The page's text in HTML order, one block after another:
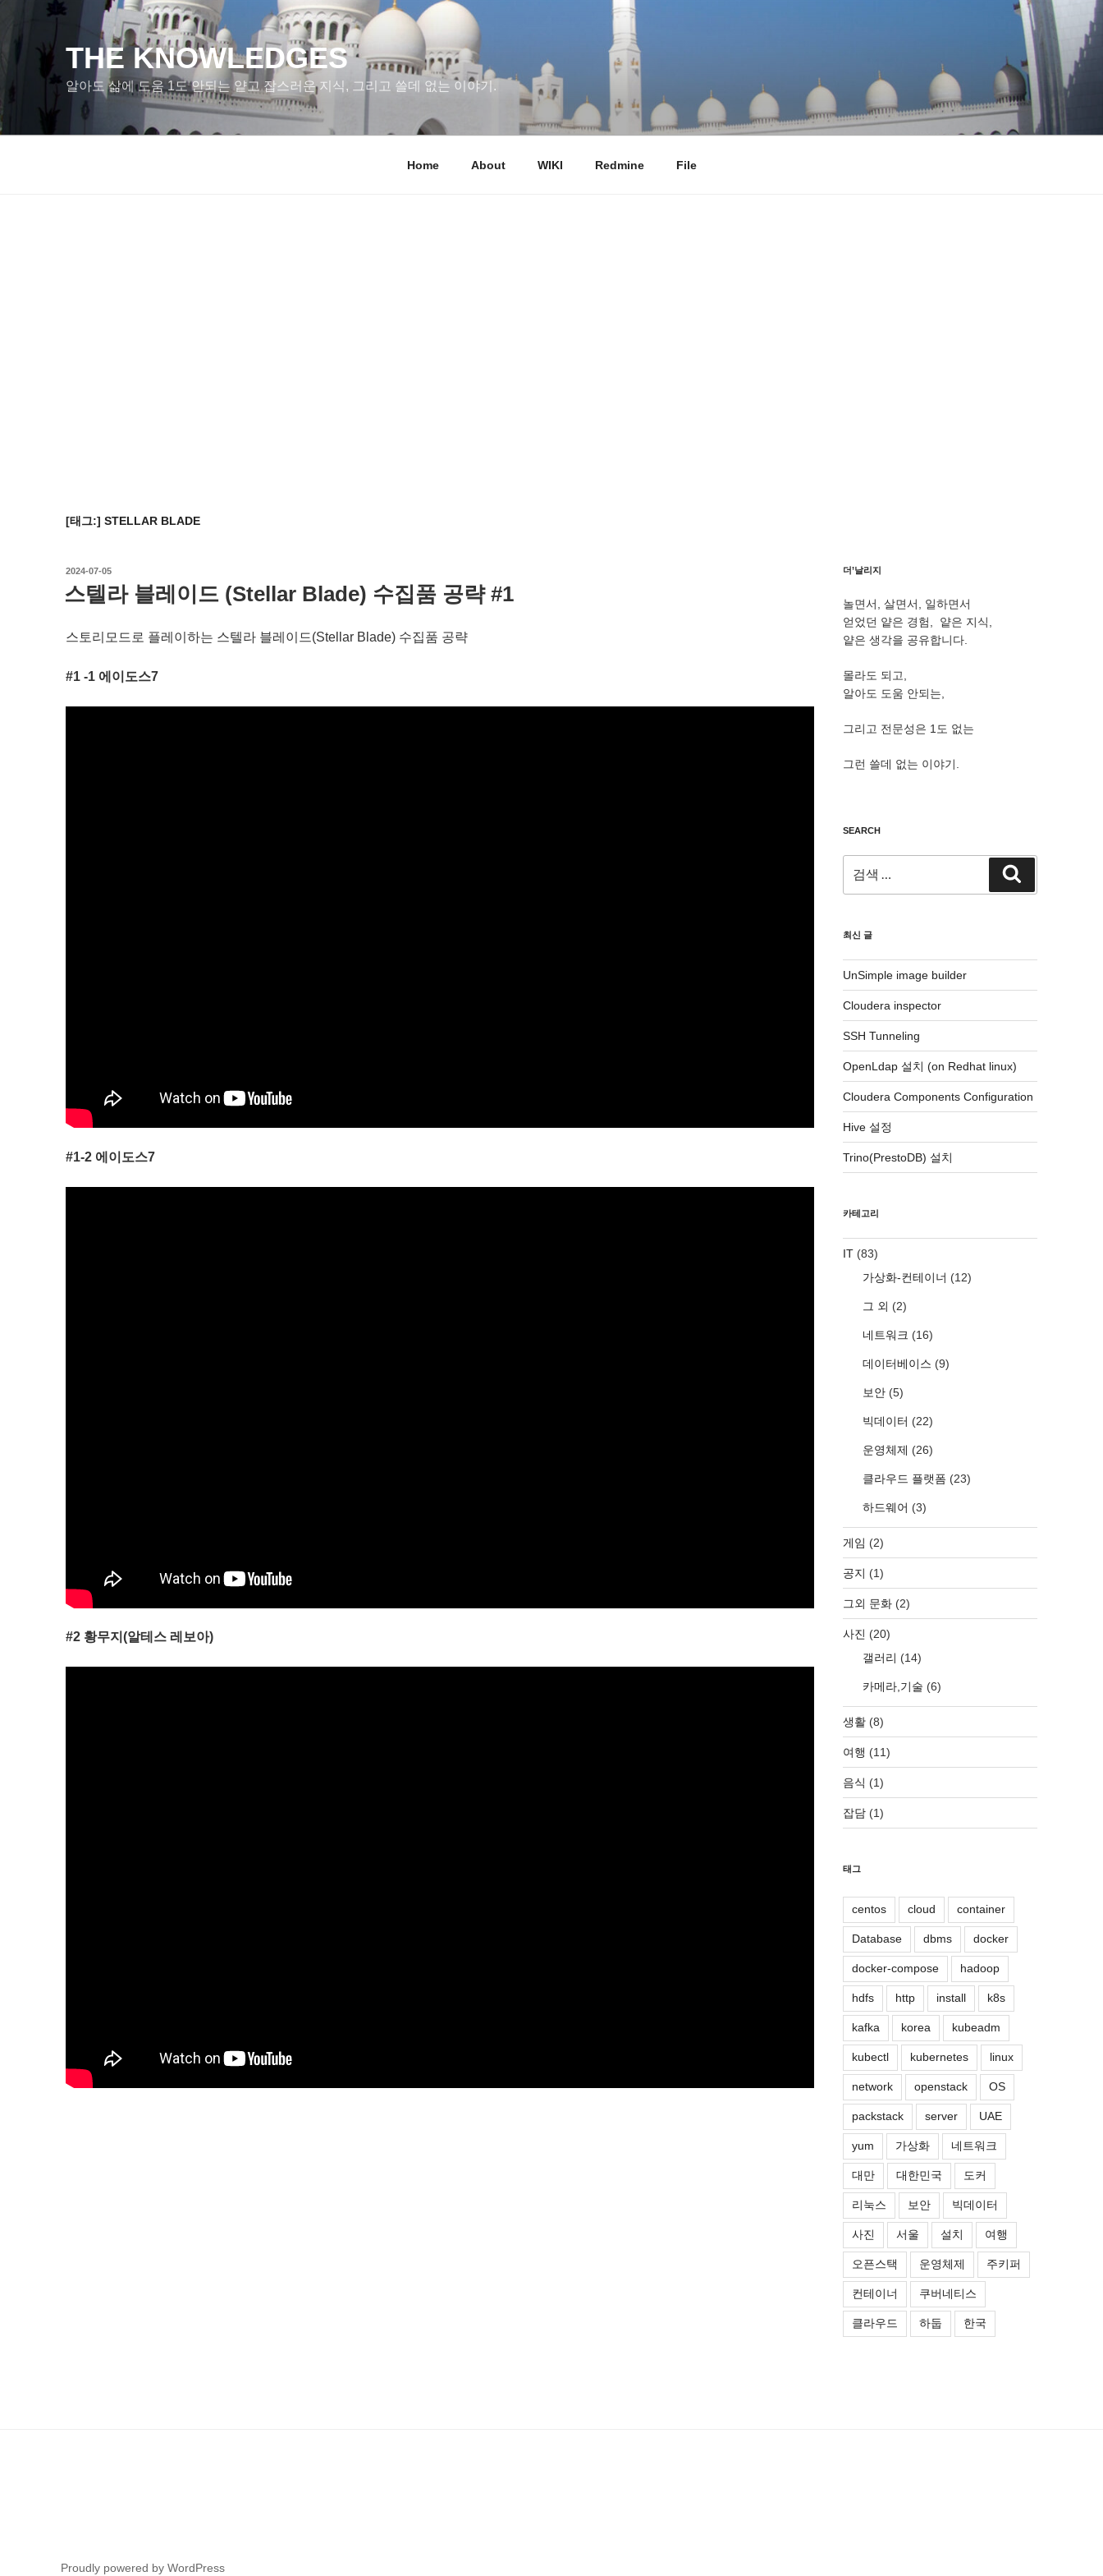
바
가
THE KNOWLEDGES
알아도 삶에 도움 1도 안되는 얕고 잡스러운 지식, 그리고 쓸데 없는 이야기.
Home About WIKI Redmine File
[태그:] STELLAR BLADE
작
일
2024-07-05
스텔라 블레이드 (Stellar Blade) 수집품 공략 #1
스토리모드로 플레이하는 스텔라 블레이드(Stellar Blade) 수집품 공략
#1 -1 에이도스7
#1-2 에이도스7
#2 황무지(알테스 레보아)
더’날리지
놀면서, 살면서, 일하면서
얻었던 얕은 경험, 얕은 지식,
얕은 생각을 공유합니다.
몰라도 되고,
알아도 도움 안되는,
그리고 전문성은 1도 없는
그런 쓸데 없는 이야기.
SEARCH
색:
색
최신 글
UnSimple image builder
Cloudera inspector
SSH Tunneling
OpenLdap 설치 (on Redhat linux)
Cloudera Components Configuration
Hive 설정
Trino(PrestoDB) 설치
카테고리
IT (83)
가상화-컨테이너 (12)
그 외 (2)
네트워크 (16)
데이터베이스 (9)
보안 (5)
빅데이터 (22)
운영체제 (26)
클라우드 플랫폼 (23)
하드웨어 (3)
게임 (2)
공지 (1)
그외 문화 (2)
사진 (20)
갤러리 (14)
카메라,기술 (6)
생활 (8)
여행 (11)
음식 (1)
잡담 (1)
태그
centos cloud container
Database dbms docker
docker-compose hadoop
hdfs http install k8s
kafka korea kubeadm
kubectl kubernetes linux
network openstack OS
packstack server UAE
yum 가상화 네트워크
대만 대한민국 도커
리눅스 보안 빅데이터
사진 서울 설치 여행
오픈스택 운영체제 주키퍼
컨테이너 쿠버네티스
클라우드 하둡 한국
Proudly powered by WordPress